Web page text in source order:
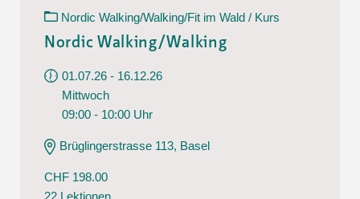
Nordic Walking/Walking/Fit im Wald / Kurs
Nordic Walking/Walking
01.07.26 - 16.12.26
Mittwoch
09:00 - 10:00 Uhr
Brüglingerstrasse 113, Basel
CHF 198.00
22 Lektionen